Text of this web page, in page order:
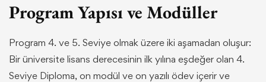
Program Yapısı ve Modüller
Program 4. ve 5. Seviye olmak üzere iki aşamadan oluşur:
Bir üniversite lisans derecesinin ilk yılına eşdeğer olan 4.
Seviye Diploma, on modül ve on yazılı ödev içerir ve